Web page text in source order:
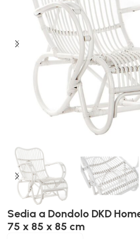
Sedia a Dondolo DKD
75 x 85 x 85 cm